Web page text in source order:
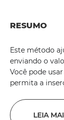
RESUMO
Este método
enviando o
Você pode
permita a
LEIA